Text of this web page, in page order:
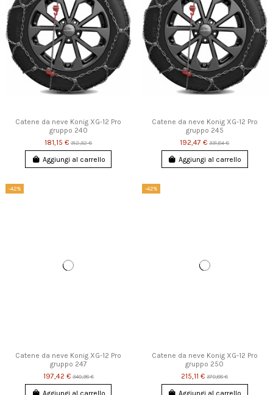
Catene da neve Konig XG-12 Pro
gruppo 240
181,15 €312,32 €
Aggiungi al carrello
Catene da neve Konig XG-12 Pro
gruppo 245
192,47 €331,84 €
Aggiungi al carrello
-42%
Catene da neve Konig XG-12 Pro
gruppo 247
197,42 €340,38 €
Aggiungi al carrello
-42%
Catene da neve Konig XG-12 Pro
gruppo 250
215,11 €370,88 €
Aggiungi al carrello